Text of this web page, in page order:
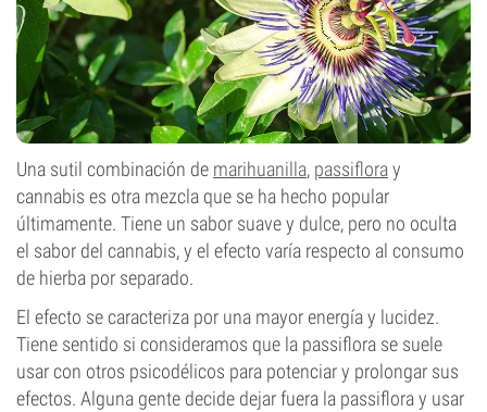
Una sutil combinación de marihuanilla, passifloray
cannabis es otra mezcla que se ha hecho popular
últimamente. Tiene un sabor suave y dulce, pero no oculta
el sabor del cannabis, y el efecto varía respecto al consumo
de hierba por separado.
El efecto se caracteriza por una mayor energía y lucidez.
Tiene sentido si consideramos que la passiflora se suele
usar con otros psicodélicos para potenciar y prolongar sus
efectos. Alguna gente decide dejar fuera la passiflora y usar